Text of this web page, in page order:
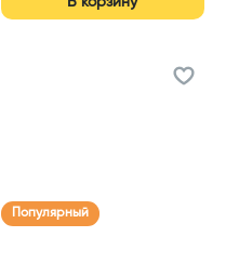
Популярный